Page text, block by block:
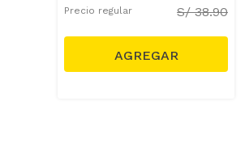
Precio regular S/38.90